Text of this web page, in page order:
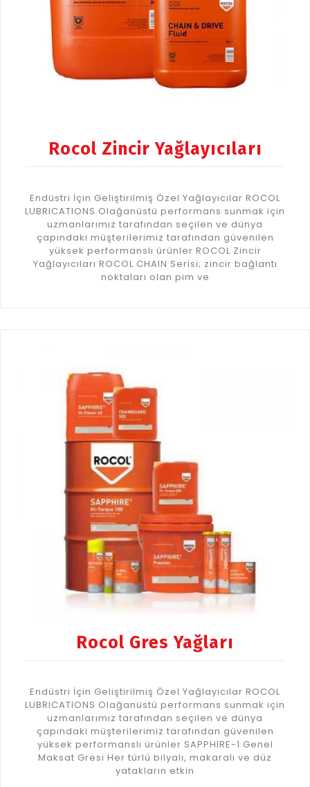
Rocol Zincir Yağlayıcıları
Endüstri İçin Geliştirilmiş Özel Yağlayıcılar ROCOL
LUBRICATIONS Olağanüstü performans sunmak için
uzmanlarımız tarafından seçilen ve dünya
çapındaki müşterilerimiz tarafından güvenilen
yüksek performanslı ürünler ROCOL Zincir
Yağlayıcıları ROCOL CHAIN Serisi; zincir bağlantı
noktaları olan pim ve
Rocol Gres Yağları
Endüstri İçin Geliştirilmiş Özel Yağlayıcılar ROCOL
LUBRICATIONS Olağanüstü performans sunmak için
uzmanlarımız tarafından seçilen ve dünya
çapındaki müşterilerimiz tarafından güvenilen
yüksek performanslı ürünler SAPPHIRE-1 Genel
Maksat Gresi Her türlü bilyalı, makaralı ve düz
yatakların etkin